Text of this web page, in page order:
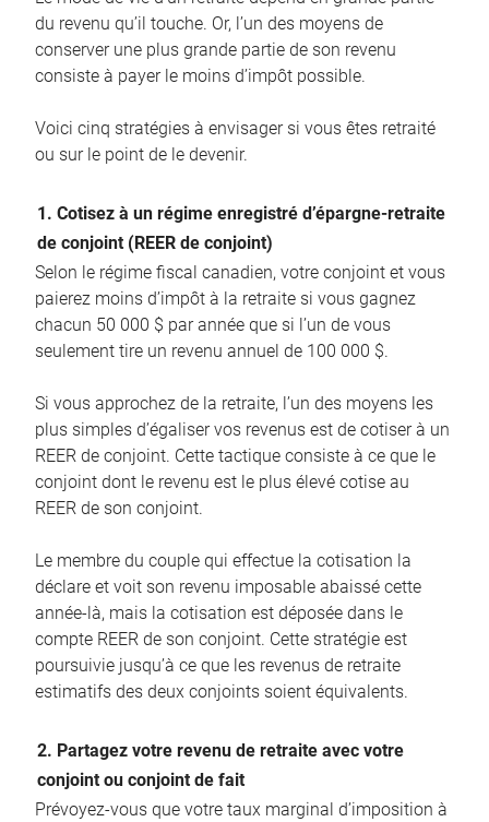
du revenu qu’il touche. Or, l’un des moyens de
conserver une plus grande partie de son revenu
consiste à payer le moins d’impôt possible.
Voici cinq stratégies à envisager si vous êtes retraité
ou sur le point de le devenir.
1. Cotisez à un régime enregistré d’épargne-retraite
de conjoint (REER de conjoint)
Selon le régime fiscal canadien, votre conjoint et vous
paierez moins d’impôt à la retraite si vous gagnez
chacun 50 000 $ par année que si l’un de vous
seulement tire un revenu annuel de 100 000 $.
Si vous approchez de la retraite, l’un des moyens les
plus simples d’égaliser vos revenus est de cotiser à un
REER de conjoint. Cette tactique consiste à ce que le
conjoint dont le revenu est le plus élevé cotise au
REER de son conjoint.
Le membre du couple qui effectue la cotisation la
déclare et voit son revenu imposable abaissé cette
année-là, mais la cotisation est déposée dans le
compte REER de son conjoint. Cette stratégie est
poursuivie jusqu’à ce que les revenus de retraite
estimatifs des deux conjoints soient équivalents.
2. Partagez votre revenu de retraite avec votre
conjoint ou conjoint de fait
Prévoyez-vous que votre taux marginal d’imposition à